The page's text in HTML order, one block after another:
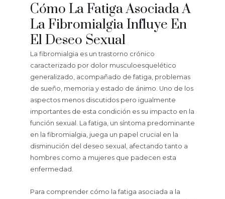
Cómo La Fatiga Asociada A
La Fibromialgia Influye En
El Deseo Sexual
La fibromialgia es un trastorno crónico
caracterizado por dolor musculoesquelético
generalizado, acompañado de fatiga, problemas
de sueño, memoria y estado de ánimo. Uno de los
aspectos menos discutidos pero igualmente
importantes de esta condición es su impacto en la
función sexual. La fatiga, un síntoma predominante
en la fibromialgia, juega un papel crucial en la
disminución del deseo sexual, afectando tanto a
hombres como a mujeres que padecen esta
enfermedad.
Para comprender cómo la fatiga asociada a la